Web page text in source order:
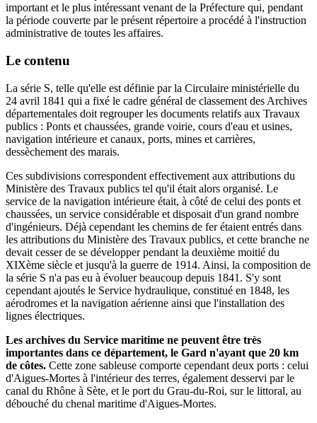
important et le plus intéressant venant de la Préfecture qui, pendant
la période couverte par le présent répertoire a procédé à l'instruction
administrative de toutes les affaires.
Le contenu
La série S, telle qu'elle est définie par la Circulaire ministérielle du
24 avril 1841 qui a fixé le cadre général de classement des Archives
départementales doit regrouper les documents relatifs aux Travaux
publics : Ponts et chaussées, grande voirie, cours d'eau et usines,
navigation intérieure et canaux, ports, mines et carrières,
dessèchement des marais.
Ces subdivisions correspondent effectivement aux attributions du
Ministère des Travaux publics tel qu'il était alors organisé. Le
service de la navigation intérieure était, à côté de celui des ponts et
chaussées, un service considérable et disposait d'un grand nombre
d'ingénieurs. Déjà cependant les chemins de fer étaient entrés dans
les attributions du Ministère des Travaux publics, et cette branche ne
devait cesser de se développer pendant la deuxième moitié du
XIXème siècle et jusqu'à la guerre de 1914. Ainsi, la composition de
la série S n'a pas eu à évoluer beaucoup depuis 1841. S'y sont
cependant ajoutés le Service hydraulique, constitué en 1848, les
aérodromes et la navigation aérienne ainsi que l'installation des
lignes électriques.
Les archives du Service maritime ne peuvent être très
importantes dans ce département, le Gard n'ayant que 20 km
de côtes. Cette zone sableuse comporte cependant deux ports : celui
d'Aigues-Mortes à l'intérieur des terres, également desservi par le
canal du Rhône à Sète, et le port du Grau-du-Roi, sur le littoral, au
débouché du chenal maritime d'Aigues-Mortes.